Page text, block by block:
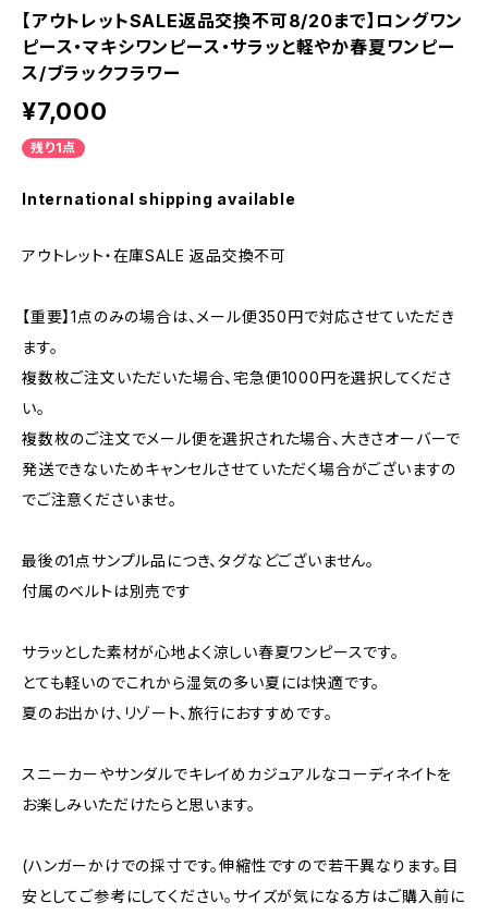
【アウトレットSALE返品交換不可8/20まで】ロングワン
ピース・マキシワンピース・サラッと軽やか春夏ワンピー
ス/ブラックフラワー
¥7,000
残り1点
International shipping available
アウトレット・在庫SALE 返品交換不可
【重要】1点のみの場合は、メール便350円で対応させていただき
ます。
複数枚ご注文いただいた場合、宅急便1000円を選択してくださ
い。
複数枚のご注文でメール便を選択された場合、大きさオーバーで
発送できないためキャンセルさせていただく場合がございますの
でご注意くださいませ。
最後の1点サンプル品につき、タグなどございません。
付属のベルトは別売です
サラッとした素材が心地よく涼しい春夏ワンピースです。
とても軽いのでこれから湿気の多い夏には快適です。
夏のお出かけ、リゾート、旅行におすすめです。
スニーカーやサンダルでキレイめカジュアルなコーディネイトを
お楽しみいただけたらと思います。
(ハンガーかけでの採寸です。伸縮性ですので若干異なります。目
安としてご参考にしてください。サイズが気になる方はご購入前に